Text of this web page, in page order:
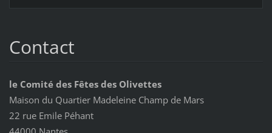
Contact
le Comité des Fêtes des Olivettes
Maison du Quartier Madeleine Champ de Mars
22 rue Emile Péhant